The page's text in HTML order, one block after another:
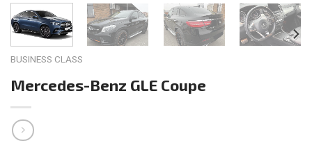
BUSINESS CLASS
Mercedes-Benz GLE Coupe